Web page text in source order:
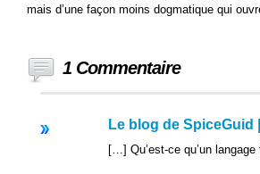
mais d’une façon moins dogmatique qui
1 Commentaire
Le blog de SpiceGuid
[…] Qu’est-ce qu’un